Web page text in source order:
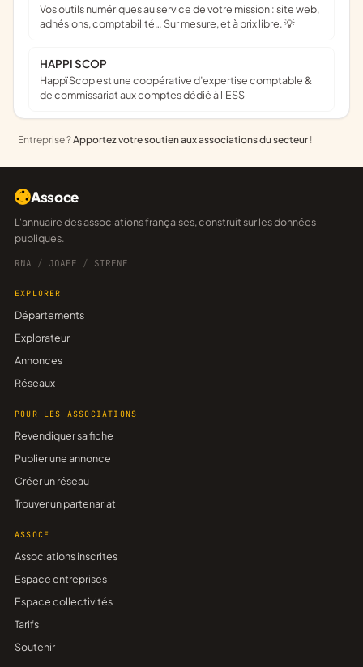
Vos outils numériques au service de votre mission : site web,
adhésions, comptabilité… Sur mesure, et à prix libre. 💡
HAPPI SCOP
Happï Scop est une coopérative d’expertise comptable &
de commissariat aux comptes dédié à l'ESS
Entreprise ?Apportez votre soutien aux associations du secteur !
Assoce
L'annuaire des associations françaises, construit sur les données
publiques.
RNA / JOAFE / SIRENE
EXPLORER
Départements
Explorateur
Annonces
Réseaux
POUR LES ASSOCIATIONS
Revendiquer sa fiche
Publier une annonce
Créer un réseau
Trouver un partenariat
ASSOCE
Associations inscrites
Espace entreprises
Espace collectivités
Tarifs
Soutenir